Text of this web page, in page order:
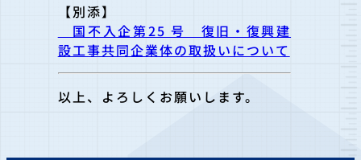
【別添】
国不入企第25 号 復旧・復興建
設工事共同企業体の取扱いについて
以上、よろしくお願いします。